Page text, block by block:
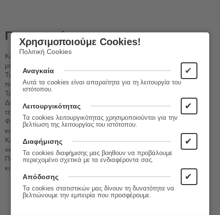
Περιγραφή
Κάθεσαι και χαλιέσαι
με τους άλλους.
Τι σου είπαν, τι σου έκαναν,
πώς σε βλέπουν, αν σε θέλουν.
Τα σκέφτεσαι και αρρωσταίνεις.
Διότι ξεχνάς τη δύναμη,
την ομορφιά και την αξία σου.
Φίλε μου, φίλη μου, αγάπα
και λίγο τον υπέροχο εαυτό σου!
Κάνε τον Ήλιο φίλο σου,
νιώσε το φως σου!
Πάτα στα πόδια σου
κι απογειώσου!
Χρησιμοποιούμε Cookies!
Πολιτική Cookies
Αναγκαία ✔
Αυτά τα cookies είναι απαραίτητα για τη λειτουργία του
ιστότοπου.
Λειτουργικότητας ✔
Τα cookies λειτουργικότητας χρησιμοποιούνται για την
βελτίωση της λειτουργίας του ιστότοπου.
Διαφήμισης ✔
Τα cookies διαφήμισης μας βοηθουν να προβάλουμε
περιεχομένο σχετικά με τα ενδιαφέροντα σας.
Απόδοσης ✔
Τα cookies στατιστικών μας δίνουν τη δυνατότητα να
βελτιώνουμε την εμπειρία που προσφέρουμε.